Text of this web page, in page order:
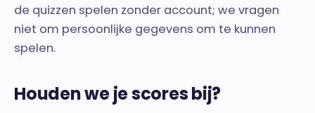
de quizzen spelen zonder account; we vragen
niet om persoonlijke gegevens om te kunnen
spelen.
Houden we je scores bij?